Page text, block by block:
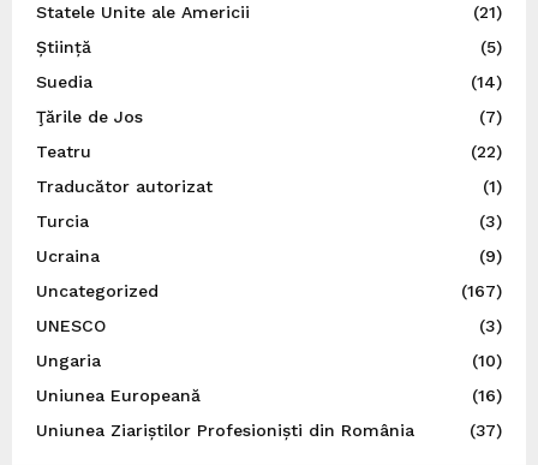
Statele Unite ale Americii
(21)
Știință
(5)
Suedia
(14)
Ţările de Jos
(7)
Teatru
(22)
Traducător autorizat
(1)
Turcia
(3)
Ucraina
(9)
Uncategorized
(167)
UNESCO
(3)
Ungaria
(10)
Uniunea Europeană
(16)
Uniunea Ziariștilor Profesioniști din România
(37)